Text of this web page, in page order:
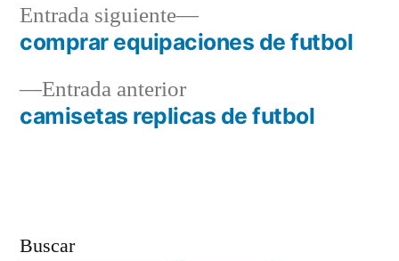
Navegación
deEntrada anteriorEntrada
anterior:
camisetas replicas de futbol
Entrada siguiente
Entrada
siguiente:
comprar equipaciones de futbol
Buscar